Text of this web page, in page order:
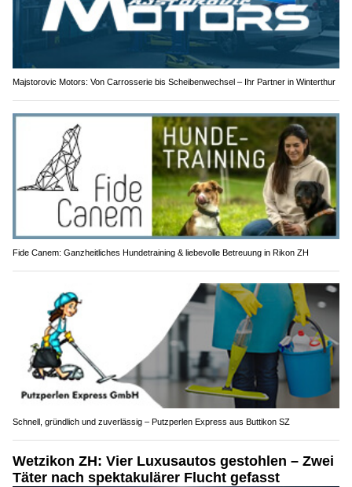
Majstorovic Motors: Von Carrosserie bis Scheibenwechsel – Ihr Partner in Winterthur
Fide Canem: Ganzheitliches Hundetraining & liebevolle Betreuung in Rikon ZH
Schnell, gründlich und zuverlässig – Putzperlen Express aus Buttikon SZ
Wetzikon ZH: Vier Luxusautos gestohlen – Zwei
Täter nach spektakulärer Flucht gefasst